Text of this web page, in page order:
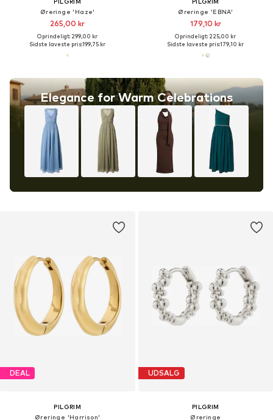
Øreringe 'Haze'
265,00 kr
Oprindeligt: 299,00 kr
Sidste laveste pris:199,75 kr
Elegance for Warm Celebrations
Øreringe 'EBNA'
179,10 kr
Oprindeligt: 225,00 kr
Sidste laveste pris:179,10 kr
DEAL
PILGRIM
Øreringe 'Harrison'
UDSALG
PILGRIM
Øreringe